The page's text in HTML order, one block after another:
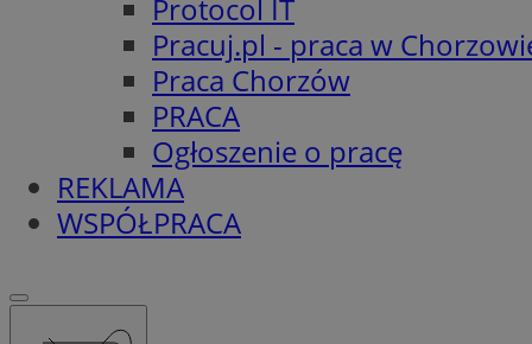
Protocol IT
Pracuj.pl - praca w
Praca Chorzów
PRACA
Ogłoszenie o pracę
REKLAMA
WSPÓŁPRACA